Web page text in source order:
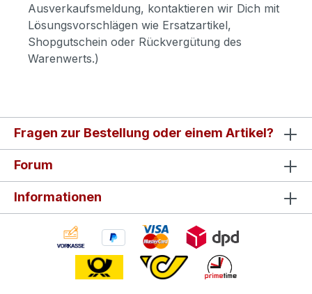
Ausverkaufsmeldung, kontaktieren wir Dich mit
Lösungsvorschlägen wie Ersatzartikel,
Shopgutschein oder Rückvergütung des
Warenwerts.)
Fragen zur Bestellung oder einem Artikel?
Forum
Informationen